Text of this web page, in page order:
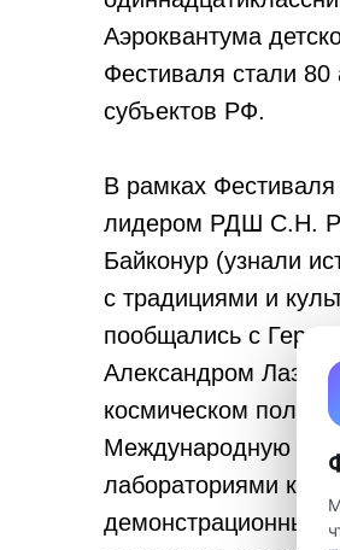
Аэроквантума
Фестиваля стали
субъектов РФ.
В рамках
лидером РДШ С.Н.
Байконур (узнали
с традициями и
пообщались с
Александром
космическом
Международную
лабораториями
демонстрационные